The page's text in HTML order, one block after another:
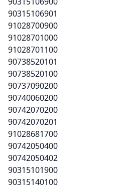
90315106901
91028700900
91028701000
91028701100
90738520101
90738520100
90737090200
90740060200
90742070200
90742070201
91028681700
90742050400
90742050402
90315101900
90315140100